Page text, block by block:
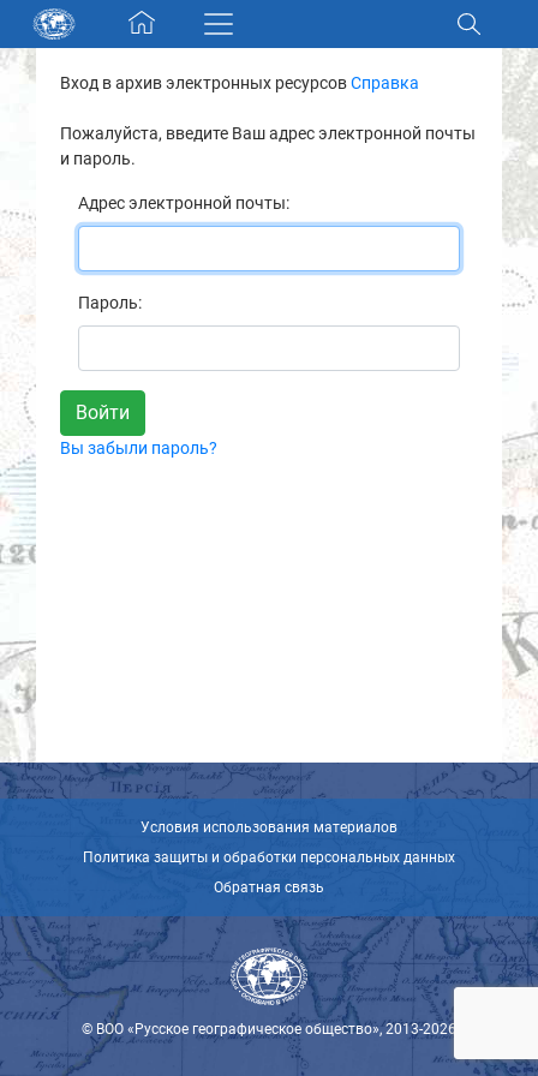
Skip navigation
Разделы и коллекции
Электронный каталог
Новости
О нас
Контакты
Партнеры
Вход в архив электронных ресурсовСправка
Пожалуйста, введите Ваш адрес электронной почты
и пароль.
Адрес электронной почты:
Пароль:
Вы забыли пароль?
Условия использования материалов
Политика защиты и обработки персональных данных
Обратная связь
© ВОО «Русское географическое общество», 2013-2026